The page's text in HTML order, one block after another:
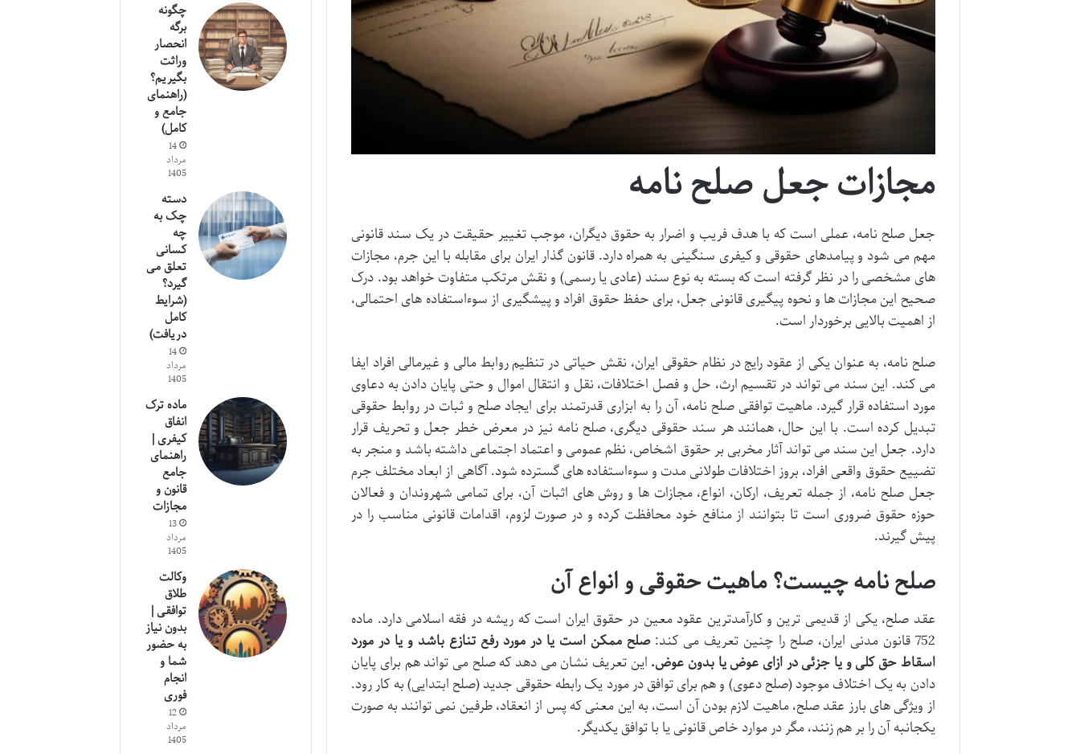
مجازات جعل صلح نامه
جعل صلح نامه، عملی است که با هدف فریب و اضرار به حقوق دیگران، موجب تغییر حقیقت در یک سند قانونی
مهم می شود و پیامدهای حقوقی و کیفری سنگینی به همراه دارد. قانون گذار ایران برای مقابله با این جرم، مجازات
های مشخصی را در نظر گرفته است که بسته به نوع سند (عادی یا رسمی) و نقش مرتکب متفاوت خواهد بود. درک
صحیح این مجازات ها و نحوه پیگیری قانونی جعل، برای حفظ حقوق افراد و پیشگیری از سوءاستفاده های احتمالی،
از اهمیت بالایی برخوردار است.
صلح نامه، به عنوان یکی از عقود رایج در نظام حقوقی ایران، نقش حیاتی در تنظیم روابط مالی و غیرمالی افراد ایفا
می کند. این سند می تواند در تقسیم ارث، حل و فصل اختلافات، نقل و انتقال اموال و حتی پایان دادن به دعاوی
مورد استفاده قرار گیرد. ماهیت توافقی صلح نامه، آن را به ابزاری قدرتمند برای ایجاد صلح و ثبات در روابط حقوقی
تبدیل کرده است. با این حال، همانند هر سند حقوقی دیگری، صلح نامه نیز در معرض خطر جعل و تحریف قرار
دارد. جعل این سند می تواند آثار مخربی بر حقوق اشخاص، نظم عمومی و اعتماد اجتماعی داشته باشد و منجر به
تضییع حقوق واقعی افراد، بروز اختلافات طولانی مدت و سوءاستفاده های گسترده شود. آگاهی از ابعاد مختلف جرم
جعل صلح نامه، از جمله تعریف، ارکان، انواع، مجازات ها و روش های اثبات آن، برای تمامی شهروندان و فعالان
حوزه حقوق ضروری است تا بتوانند از منافع خود محافظت کرده و در صورت لزوم، اقدامات قانونی مناسب را در
پیش گیرند.
صلح نامه چیست؟ ماهیت حقوقی و انواع آن
عقد صلح، یکی از قدیمی ترین و کارآمدترین عقود معین در حقوق ایران است که ریشه در فقه اسلامی دارد. ماده
752 قانون مدنی ایران، صلح را چنین تعریف می کند:
صلح ممکن است یا در مورد رفع تنازع باشد و یا در مورد
اسقاط حق کلی و یا جزئی در ازای عوض یا بدون عوض. این تعریف نشان می دهد که صلح می تواند هم برای پایان
دادن به یک اختلاف موجود (صلح دعوی) و هم برای توافق در مورد یک رابطه حقوقی جدید (صلح ابتدایی) به کار رود.
از ویژگی های بارز عقد صلح، ماهیت لازم بودن آن است، به این معنی که پس از انعقاد، طرفین نمی توانند به صورت
یکجانبه آن را بر هم زنند، مگر در موارد خاص قانونی یا با توافق یکدیگر.
چگونه
برگه
انحصار
وراثت
بگیریم؟
(راهنمای
جامع و
کامل)
14
مرداد
1405
دسته
چک به
چه
کسانی
تعلق می
گیرد؟
(شرایط
کامل
دریافت)
14
مرداد
1405
ماده ترک
انفاق
کیفری |
راهنمای
جامع
قانون و
مجازات
13
مرداد
1405
وکالت
طلاق
توافقی |
بدون نیاز
به حضور
شما و
انجام
فوری
12
مرداد
1405